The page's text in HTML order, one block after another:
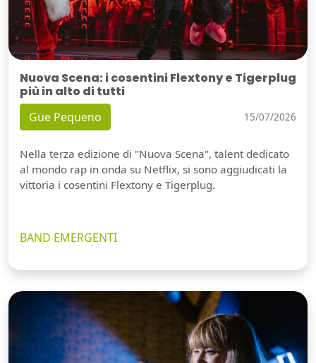
Nuova Scena: i cosentini Flextony e Tigerplug
più in alto di tutti
Gue Pequeno 15/07/2026
Nella terza edizione di "Nuova Scena", talent dedicato
al mondo rap in onda su Netflix, si sono aggiudicati la
vittoria i cosentini Flextony e Tigerplug.
BAND EMERGENTI